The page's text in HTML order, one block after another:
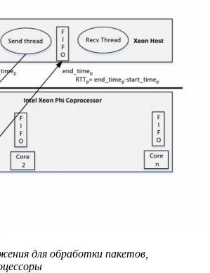
для обработки пакетов,